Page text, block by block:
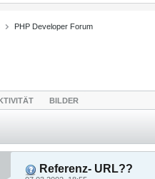
PHP Developer Forum
BILDER
Referenz- URL??